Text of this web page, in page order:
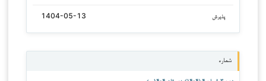
پذیرش 1404-05-13
شماره